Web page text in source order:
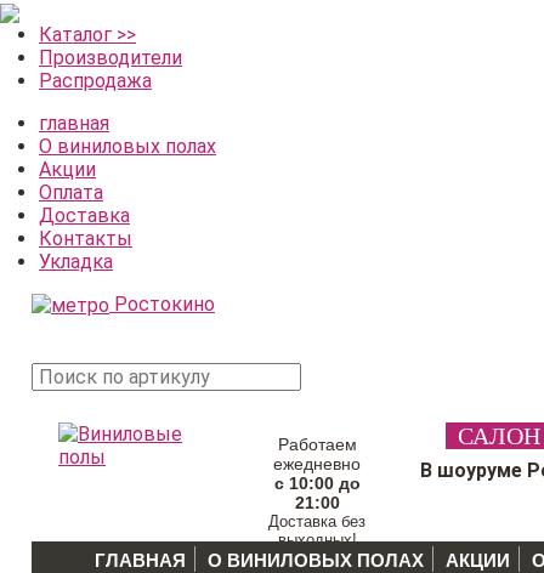
Каталог >>
Производители
Распродажа
главная
О виниловых полах
Акции
Оплата
Доставка
Контакты
Укладка
Ростокино
товара
Работаем
ежедневно
с 10:00 до
21:00
Доставка без
выходных!
В шоуруме
ГЛАВНАЯ О ВИНИЛОВЫХ ПОЛАХ АКЦИИ